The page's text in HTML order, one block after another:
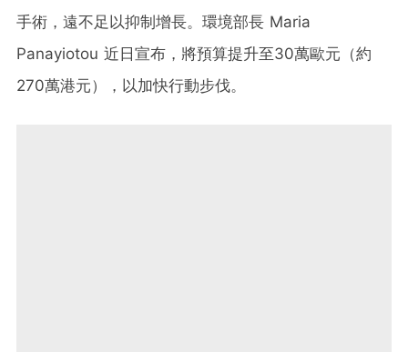
手術，遠不足以抑制增長。環境部長 Maria
Panayiotou 近日宣布，將預算提升至30萬歐元（約
270萬港元），以加快行動步伐。